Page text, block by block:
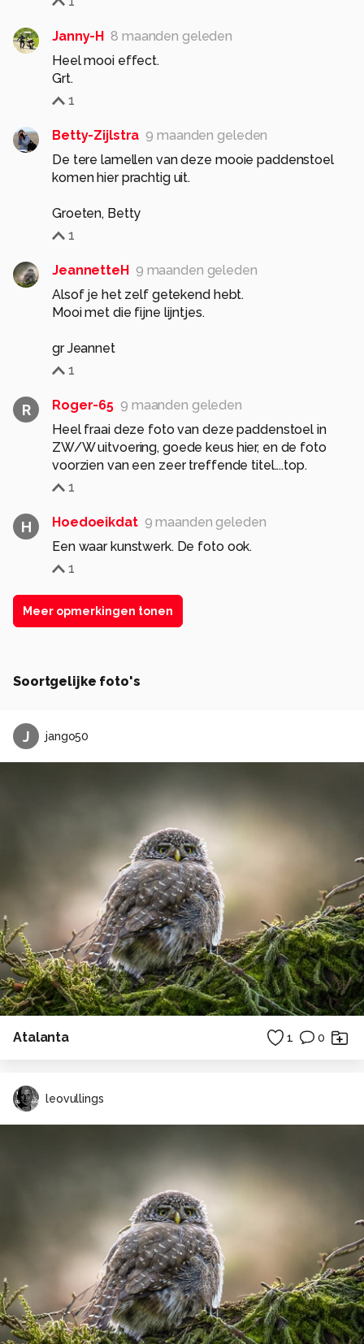
Janny-H 8 maanden geleden
Heel mooi effect.
Grt.
1
Betty-Zijlstra 9 maanden geleden
De tere lamellen van deze mooie paddenstoel
komen hier prachtig uit.
Groeten, Betty
1
JeannetteH 9 maanden geleden
Alsof je het zelf getekend hebt.
Mooi met die fijne lijntjes.
gr Jeannet
1
R Roger-65 9 maanden geleden
Heel fraai deze foto van deze paddenstoel in
ZW/W uitvoering, goede keus hier, en de foto
voorzien van een zeer treffende titel....top.
1
H Hoedoeikdat 9 maanden geleden
Een waar kunstwerk. De foto ook.
1
Meer opmerkingen tonen
Soortgelijke foto's
J jango50
Atalanta 1 0
leovullings